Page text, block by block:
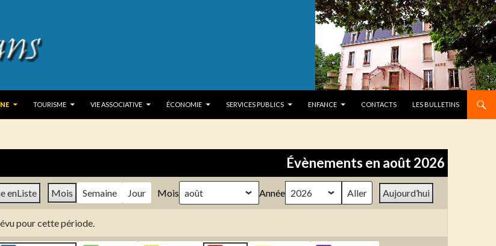
TOURISME VIE ASSOCIATIVE ÉCONOMIE SERVICES PUBLICS ENFANCE CONTACTS LES BULLETINS
Évènements en août 2026
enListe Mois Semaine Jour Mois Année Aujourd’hui
pour cette période.